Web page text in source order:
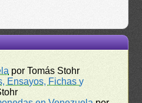
por Tomás Stohr
Ensayos, Fichas y